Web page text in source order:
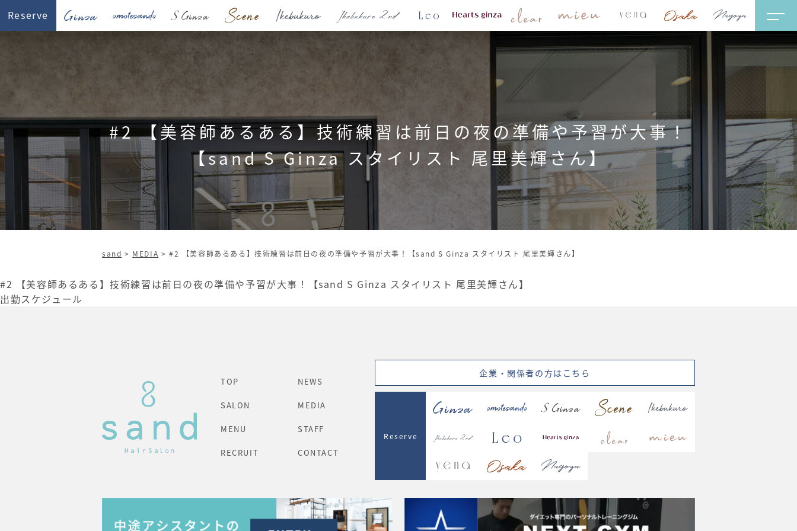
Reserve
#2 【美容師あるある】技術練習は前日の夜の準備や予習が大事！
【sand S Ginza スタイリスト 尾里美輝さん】
sand > MEDIA >#2 【美容師あるある】技術練習は前日の夜の準備や予習が大事！【sand S Ginza スタイリスト 尾里美輝さん】
#2 【美容師あるある】技術練習は前日の夜の準備や予習が大事！【sand S Ginza スタイリスト 尾里美輝さん】
出勤スケジュール
TOP NEWS
SALON MEDIA
MENU STAFF
RECRUIT CONTACT
企業・関係者の方はこちら
Reserve